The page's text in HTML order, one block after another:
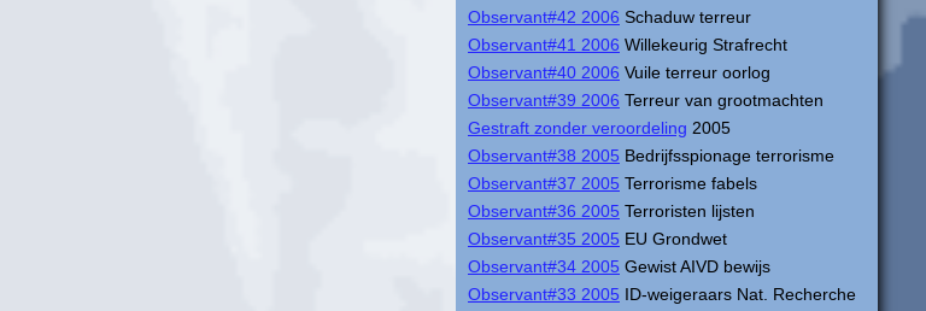
Observant#42 2006 Schaduw terreur
Observant#41 2006 Willekeurig Strafrecht
Observant#40 2006 Vuile terreur oorlog
Observant#39 2006 Terreur van grootmachten
Gestraft zonder veroordeling 2005
Observant#38 2005 Bedrijfsspionage terrorisme
Observant#37 2005 Terrorisme fabels
Observant#36 2005 Terroristen lijsten
Observant#35 2005 EU Grondwet
Observant#34 2005 Gewist AIVD bewijs
Observant#33 2005 ID-weigeraars Nat. Recherche